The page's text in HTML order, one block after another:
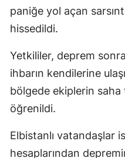
paniğe yol açan
hissedildi.
Yetkililer, deprem
ihbarın kendilerine
bölgede ekiplerin saha
öğrenildi.
Elbistanlı vatandaşlar
hesaplarından